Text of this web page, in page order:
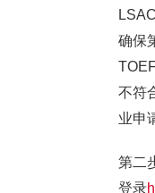
确保
不符
业申
第二
登录